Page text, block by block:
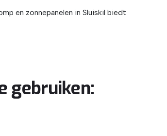
en zonnepanelen in Sluiskil biedt
gebruiken: